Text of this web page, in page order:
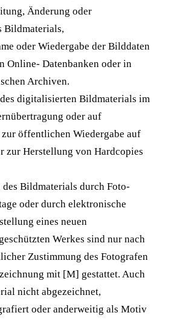
Änderung oder
Bildmaterials,
oder Wiedergabe der Bilddaten
Online- Datenbanken oder in
Archiven.
digitalisierten Bildmaterials im
oder auf
öffentlichen Wiedergabe auf
zur Herstellung von Hardcopies
des Bildmaterials durch Foto-
oder durch elektronische
eines neuen
Werkes sind nur nach
Zustimmung des Fotografen
mit [M] gestattet. Auch
nicht abgezeichnet,
oder anderweitig als Motiv